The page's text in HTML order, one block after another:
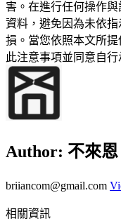
害。在進行任何操作
資料，避免因為未依
損。當您依照本文所
此注意事項並同意自
Author: 不來恩
briiancom@gmail.com
相關資訊